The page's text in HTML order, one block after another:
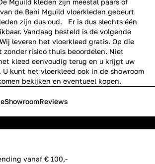
Mguild kleden zijn meestal paars of
de Beni Mguild vloerkleden gebeurt
zijn dus oud. Er is dus slechts één
Vandaag besteld is de volgende
leveren het vloerkleed gratis. Op die
zonder risico thuis beoordelen. Niet
kleed eenvoudig terug en u krijgt uw
kunt het vloerkleed ook in de showroom
bekijken en eventueel kopen.
vanaf € 100,-
ShowroomReviews